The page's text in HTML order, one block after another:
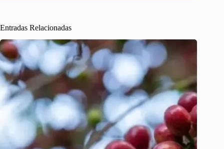
Entradas Relacionadas